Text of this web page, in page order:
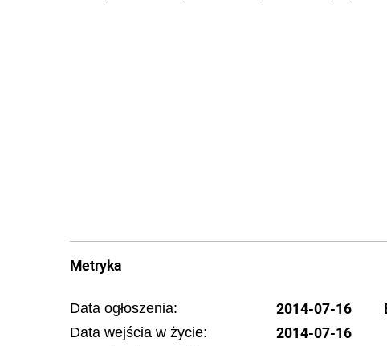
Metryka
Data ogłoszenia: 2014-07-16
Data wejścia w życie: 2014-07-16